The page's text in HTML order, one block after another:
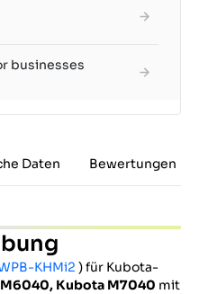
businesses
Daten Bewertungen
KHMi2 ) für Kubota-
Kubota M7040 mit